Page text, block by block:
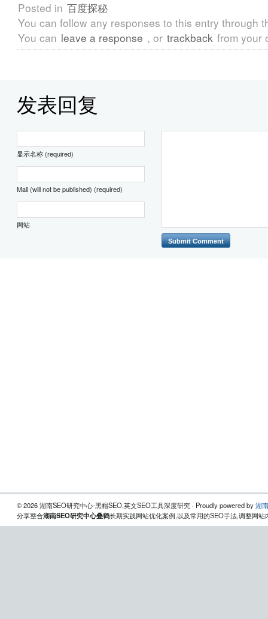
Posted in 百度探秘
You can follow any responses to this entry through
You can leave a response , or trackback from your
发表回复
显示名称 (required)
Mail (will not be published) (required)
网站
© 2026 湖南SEO研究中心-黑帽SEO,英文SEO工具深度研究 · Proudly powered by湖
分享整合湖南SEO研究中心叠鹤长期实践网站优化案例,以及常用的SEO手法,调整网